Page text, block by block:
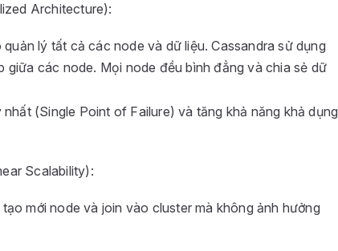
Architecture):
lý tất cả các node và dữ liệu. Cassandra sử dụng
giữa các node. Mọi node đều bình đẳng và chia sẻ dữ
(Single Point of Failure) và tăng khả năng khả dụng
Scalability):
mới node và join vào cluster mà không ảnh hưởng